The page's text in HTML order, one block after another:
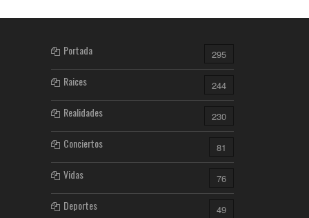
Portada 295
Raices 244
Realidades 230
Conciertos 81
Vidas 76
Deportes 49